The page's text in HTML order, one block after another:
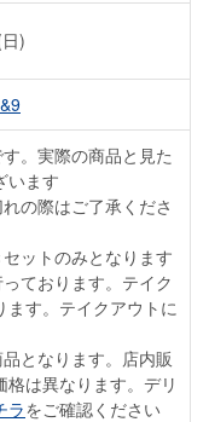
)
。実際の商品と見た
います
の際はご了承くださ
ットのみとなります
ております。テイク
ます。テイクアウトに
となります。店内販
は異なります。デリ
ラをご確認ください